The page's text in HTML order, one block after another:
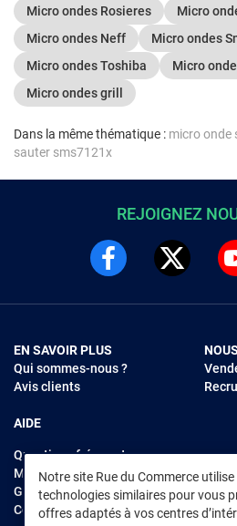
Micro ondes Rosieres
Micro
Micro ondes Neff
Micro ondes
Micro ondes Toshiba
Micro
Micro ondes grill
Dans la même thématique : micro onde
sauter sms7121x
Notre site Rue du Commerce
technologies similaires pour vous
offres adaptés à vos centres
REJOIGNEZ
EN SAVOIR PLUS
Qui sommes-nous ?
Avis clients
AIDE
Questions fréquentes
Modes de règlements
Garantie et retours
Contacter Rue du Commerce